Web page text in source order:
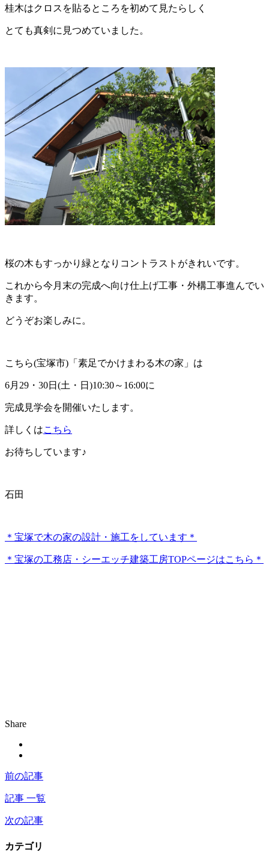
桂木はクロスを貼るところを初めて見たらしく
とても真剣に見つめていました。
桜の木もすっかり緑となりコントラストがきれいです。
これから今月末の完成へ向け仕上げ工事・外構工事進んでい
きます。
どうぞお楽しみに。
こちら(宝塚市)「素足でかけまわる木の家」は
6月29・30日(土・日)10:30～16:00に
完成見学会を開催いたします。
詳しくはこちら
お待ちしています♪
石田
＊宝塚で木の家の設計・施工をしています＊
＊宝塚の工務店・シーエッチ建築工房TOPページはこちら＊
Share
前の記事
記事 一覧
次の記事
カテゴリ